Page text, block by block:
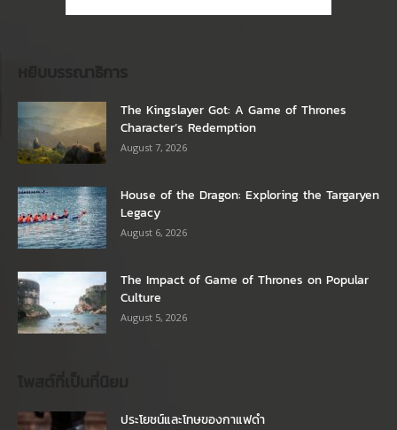
The Kingslayer Got: A Game of Thrones
Character’s Redemption
August 7, 2026
House of the Dragon: Exploring the Targaryen
Legacy
August 6, 2026
The Impact of Game of Thrones on Popular
Culture
August 5, 2026
ประโยชน์และโทษของกาแฟดำ